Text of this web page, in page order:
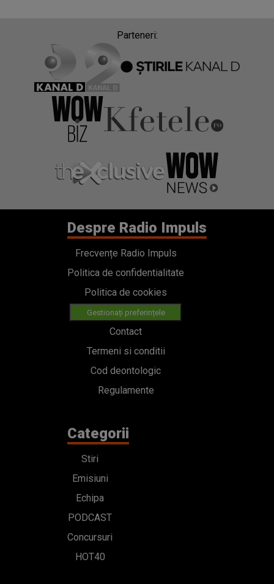
Parteneri:
Despre Radio Impuls
Frecvențe Radio Impuls
Politica de confidentialitate
Politica de cookies
Gestionați preferințele
Contact
Termeni si conditii
Cod deontologic
Regulamente
Categorii
Stiri
Emisiuni
Echipa
PODCAST
Concursuri
HOT40